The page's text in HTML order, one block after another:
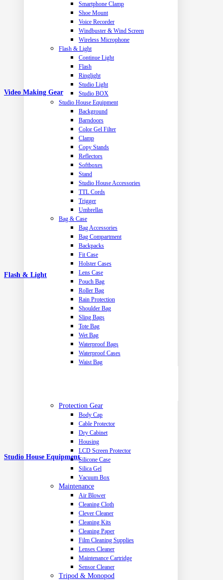
Smartphone Clamp
Shoe Mount
Voice Recorder
Windbuster & Wind Screen
Wireless Microphone
Flash & Light
Continue Light
Flash
Ringlight
Studio Light
Studio BOX
Studio House Equipment
Background
Barndoors
Color Gel Filter
Clamp
Copy Stands
Reflectors
Softboxes
Stand
Studio House Accessories
TTL Cords
Trigger
Umbrellas
Bag & Case
Bag Accessories
Bag Compartment
Backpacks
Fit Case
Holster Cases
Lens Case
Pouch Bag
Roller Bag
Rain Protection
Shoulder Bag
Sling Bags
Tote Bag
Wet Bag
Waterproof Bags
Waterproof Cases
Waist Bag
Protection Gear
Body Cap
Cable Protector
Dry Cabinet
Housing
LCD Screen Protector
Silicone Case
Silica Gel
Vacuum Box
Maintenance
Air Blower
Cleaning Cloth
Clever Cleaner
Cleaning Kits
Cleaning Paper
Film Cleaning Supplies
Lenses Cleaner
Maintenance Cartridge
Sensor Cleaner
Tripod & Monopod
Video Making Gear
Flash & Light
Studio House Equipment